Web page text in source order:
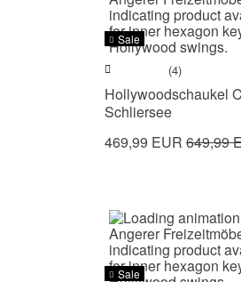
Sale
(4)
Hollywoodschaukel
Schliersee
469,99 EUR 649,99
Sale